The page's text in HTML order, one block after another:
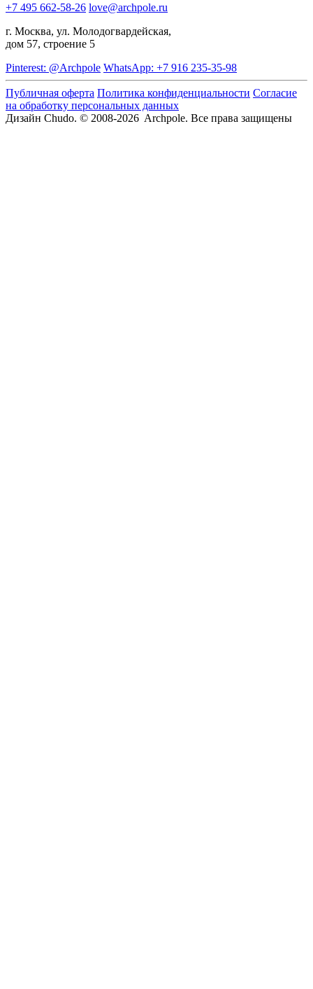
+7 495 662-58-26 love@archpole.ru
г. Москва, ул. Молодогвардейская,
дом 57, строение 5
Pinterest: @Archpole WhatsApp: +7 916 235-35-98
Публичная оферта Политика конфиденциальности Согласие
на обработку персональных данных
Дизайн Chudo. © 2008-2026 Archpole. Все права защищены